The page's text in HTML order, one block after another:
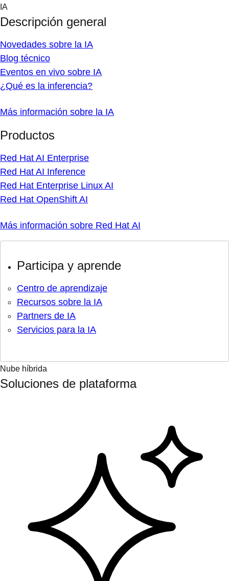
Skip
content
IA
Descripción general
Novedades sobre la IA
Blog técnico
Eventos en vivo sobre IA
¿Qué es la inferencia?
Más información sobre la IA
Productos
Red Hat AI Enterprise
Red Hat AI Inference
Red Hat Enterprise Linux AI
Red Hat OpenShift AI
Más información sobre Red Hat AI
Participa y aprende
Centro de aprendizaje
Recursos sobre la IA
Partners de IA
Servicios para la IA
Nube híbrida
Soluciones de plataforma